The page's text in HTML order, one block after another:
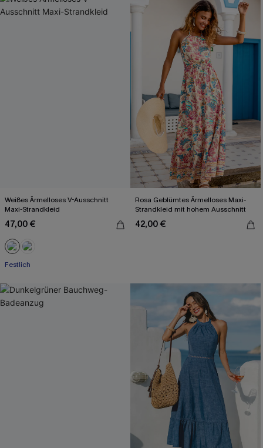
Weißes Ärmelloses V-Ausschnitt
Maxi-Strandkleid
47,00 €
Festlich
Rosa Geblümtes Ärmelloses Maxi-
Strandkleid mit hohem Ausschnitt
42,00 €